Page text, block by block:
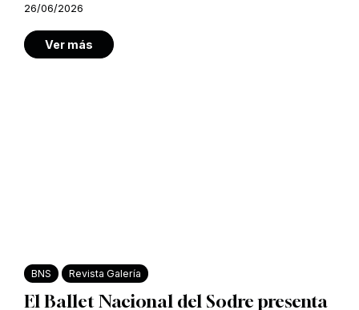
26/06/2026
Ver más
BNS Revista Galería
El Ballet Nacional del Sodre presenta